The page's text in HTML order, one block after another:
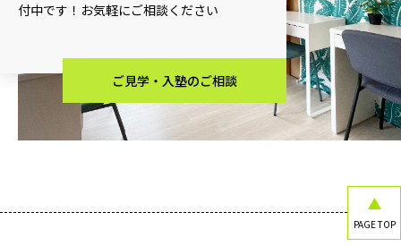
付中です！お気軽にご相談ください
ご見学・入塾のご相談
PAGE TOP